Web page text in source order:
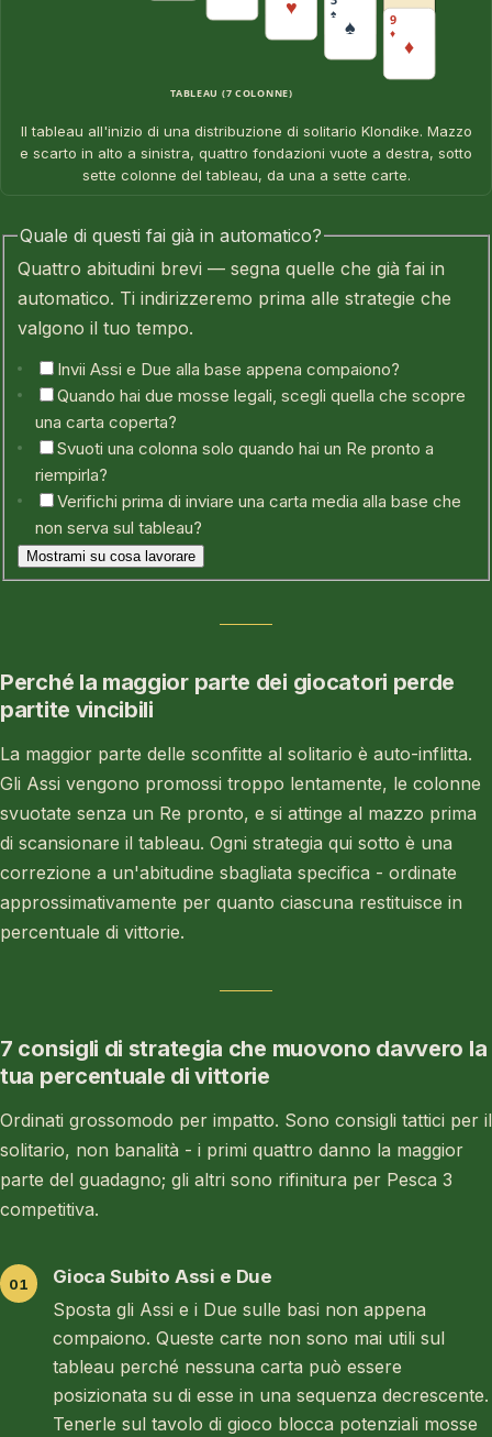
♥ ♠ ♠ 9
♦ ♦
TABLEAU (7 COLONNE)
Il tableau all'inizio di una distribuzione di solitario Klondike. Mazzo
e scarto in alto a sinistra, quattro fondazioni vuote a destra, sotto
sette colonne del tableau, da una a sette carte.
Quale di questi fai già in automatico?
Quattro abitudini brevi — segna quelle che già fai in
automatico. Ti indirizzeremo prima alle strategie che
valgono il tuo tempo.
Invii Assi e Due alla base appena compaiono?
Quando hai due mosse legali, scegli quella che scopre
una carta coperta?
Svuoti una colonna solo quando hai un Re pronto a
riempirla?
Verifichi prima di inviare una carta media alla base che
non serva sul tableau?
Mostrami su cosa lavorare
Perché la maggior parte dei giocatori perde
partite vincibili
La maggior parte delle sconfitte al solitario è auto-inflitta.
Gli Assi vengono promossi troppo lentamente, le colonne
svuotate senza un Re pronto, e si attinge al mazzo prima
di scansionare il tableau. Ogni strategia qui sotto è una
correzione a un'abitudine sbagliata specifica - ordinate
approssimativamente per quanto ciascuna restituisce in
percentuale di vittorie.
7 consigli di strategia che muovono davvero la
tua percentuale di vittorie
Ordinati grossomodo per impatto. Sono consigli tattici per il
solitario, non banalità - i primi quattro danno la maggior
parte del guadagno; gli altri sono rifinitura per Pesca 3
competitiva.
Gioca Subito Assi e Due
Sposta gli Assi e i Due sulle basi non appena
compaiono. Queste carte non sono mai utili sul
tableau perché nessuna carta può essere
posizionata su di esse in una sequenza decrescente.
Tenerle sul tavolo di gioco blocca potenziali mosse